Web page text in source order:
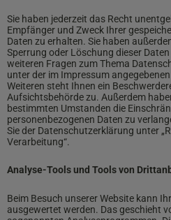
Sie haben jederzeit das Recht
Empfänger und Zweck Ihrer
Daten zu erhalten. Sie haben
Sperrung oder Löschung dieser
weiteren Fragen zum Thema
unter der im Impressum
Weiteren steht Ihnen ein
Aufsichtsbehörde zu. Außerdem
bestimmten Umstanden die
personenbezogenen Daten zu
Sie der Datenschutzerklärung unter
Verarbeitung“.
Analyse-Tools und Tools von
Beim Besuch unserer Website kann
ausgewertet werden. Das geschieht